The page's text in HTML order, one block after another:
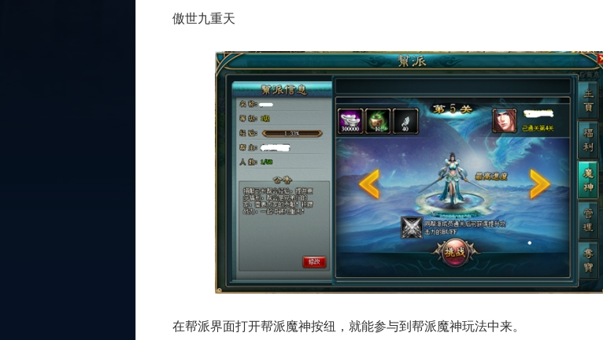
傲世九重天
在帮派界面打开帮派魔神按纽，就能参与到帮派魔神玩法中来。